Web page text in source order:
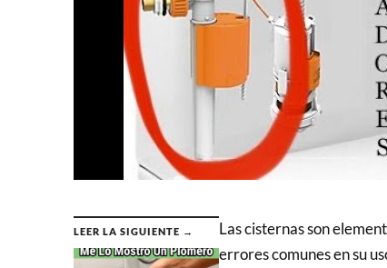
LEER LA SIGUIENTE →
Las cisternas son
errores comunes en su